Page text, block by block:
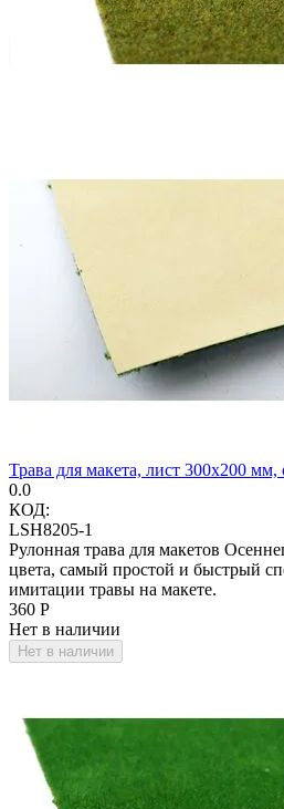
Трава для макета, лист 300х200 мм,
0.0
КОД:
LSH8205-1
Рулонная трава для макетов
цвета, самый простой и быстрый
имитации травы на макете.
‍360‍ Р
Нет в наличии
Нет в наличии